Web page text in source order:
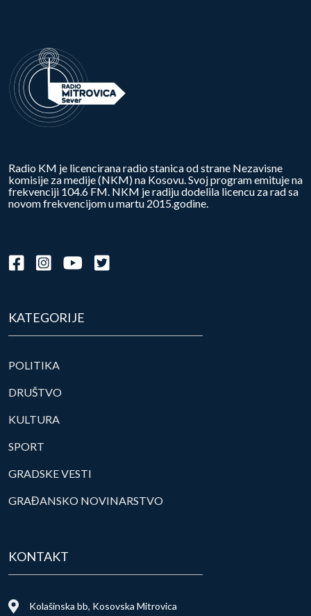
Radio KM je licencirana radio stanica od strane Nezavisne
komisije za medije (NKM) na Kosovu. Svoj program emituje na
frekvenciji 104.6 FM. NKM je radiju dodelila licencu za rad sa
novom frekvencijom u martu 2015.godine.
KATEGORIJE
POLITIKA
DRUŠTVO
KULTURA
SPORT
GRADSKE VESTI
GRAĐANSKO NOVINARSTVO
KONTAKT
Kolašinska bb, Kosovska Mitrovica